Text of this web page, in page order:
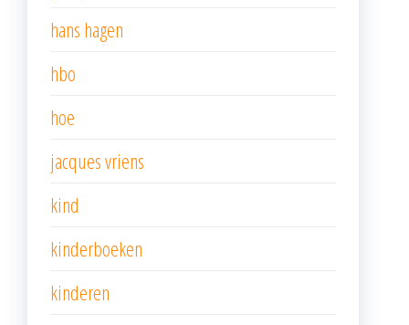
hans hagen
hbo
hoe
jacques vriens
kind
kinderboeken
kinderen